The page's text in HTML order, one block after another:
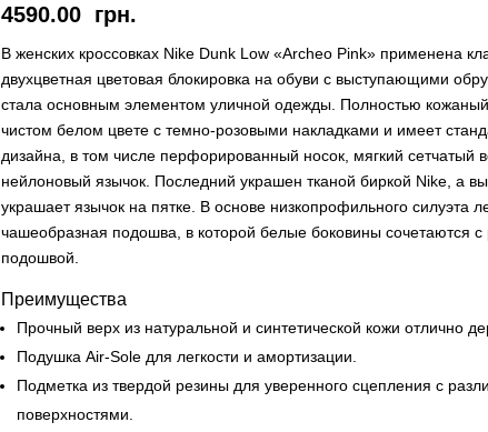
4590.00 грн.
В женских кроссовках Nike Dunk Low «Archeo Pink» применена
двухцветная цветовая блокировка на обуви с выступающими
стала основным элементом уличной одежды. Полностью
чистом белом цвете с темно-розовыми накладками и имеет
дизайна, в том числе перфорированный носок, мягкий сетчатый
нейлоновый язычок. Последний украшен тканой биркой Nike, а
украшает язычок на пятке. В основе низкопрофильного силуэта
чашеобразная подошва, в которой белые боковины сочетаются с
подошвой.
Преимущества
Прочный верх из натуральной и синтетической кожи отлично
Подушка Air-Sole для легкости и амортизации.
Подметка из твердой резины для уверенного сцепления с
поверхностями.